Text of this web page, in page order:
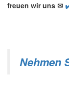
freuen wir uns ✉
Nehmen